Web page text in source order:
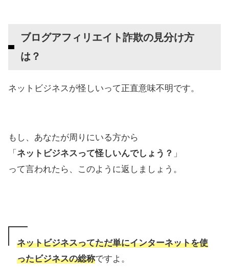
ブログアフィリエイト詐欺の見分け方
は？
ネットビジネスが怪しいって正直意味不明です。
もし、あなたが周りにいる方から
「 ネットビジネスって怪しいんでしょう？ 」
って言われたら、このように返しましょう。
ネットビジネスってただ単にインターネットを使
ったビジネスの総称ですよ。